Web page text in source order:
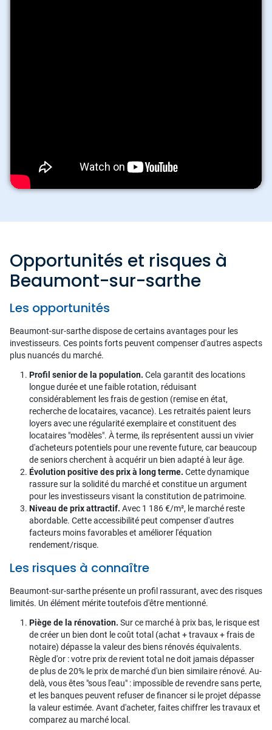
Opportunités et risques à
Beaumont-sur-sarthe
Les opportunités
Beaumont-sur-sarthe dispose de certains avantages pour les
investisseurs. Ces points forts peuvent compenser d'autres aspects
plus nuancés du marché.
Profil senior de la population. Cela garantit des locations
longue durée et une faible rotation, réduisant
considérablement les frais de gestion (remise en état,
recherche de locataires, vacance). Les retraités paient leurs
loyers avec une régularité exemplaire et constituent des
locataires "modèles". À terme, ils représentent aussi un vivier
d'acheteurs potentiels pour une revente future, car beaucoup
de seniors cherchent à acquérir un bien adapté à leur âge.
Évolution positive des prix à long terme. Cette dynamique
rassure sur la solidité du marché et constitue un argument
pour les investisseurs visant la constitution de patrimoine.
Niveau de prix attractif. Avec 1 186 €/m², le marché reste
abordable. Cette accessibilité peut compenser d'autres
facteurs moins favorables et améliorer l'équation
rendement/risque.
Les risques à connaître
Beaumont-sur-sarthe présente un profil rassurant, avec des risques
limités. Un élément mérite toutefois d'être mentionné.
Piège de la rénovation. Sur ce marché à prix bas, le risque est
de créer un bien dont le coût total (achat + travaux + frais de
notaire) dépasse la valeur des biens rénovés équivalents.
Règle d'or : votre prix de revient total ne doit jamais dépasser
de plus de 20% le prix de marché d'un bien similaire rénové. Au-
delà, vous êtes "sous l'eau" : impossible de revendre sans perte,
et les banques peuvent refuser de financer si le projet dépasse
la valeur estimée. Avant d'acheter, faites chiffrer les travaux et
comparez au marché local.